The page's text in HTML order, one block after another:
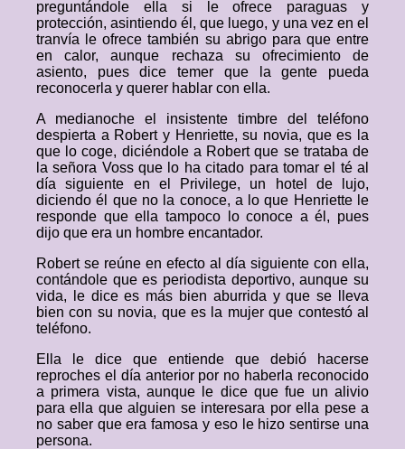
preguntándole ella si le ofrece paraguas y
protección, asintiendo él, que luego, y una vez en el
tranvía le ofrece también su abrigo para que entre
en calor, aunque rechaza su ofrecimiento de
asiento, pues dice temer que la gente pueda
reconocerla y querer hablar con ella.
A medianoche el insistente timbre del teléfono
despierta a Robert y Henriette, su novia, que es la
que lo coge, diciéndole a Robert que se trataba de
la señora Voss que lo ha citado para tomar el té al
día siguiente en el Privilege, un hotel de lujo,
diciendo él que no la conoce, a lo que Henriette le
responde que ella tampoco lo conoce a él, pues
dijo que era un hombre encantador.
Robert se reúne en efecto al día siguiente con ella,
contándole que es periodista deportivo, aunque su
vida, le dice es más bien aburrida y que se lleva
bien con su novia, que es la mujer que contestó al
teléfono.
Ella le dice que entiende que debió hacerse
reproches el día anterior por no haberla reconocido
a primera vista, aunque le dice que fue un alivio
para ella que alguien se interesara por ella pese a
no saber que era famosa y eso le hizo sentirse una
persona.